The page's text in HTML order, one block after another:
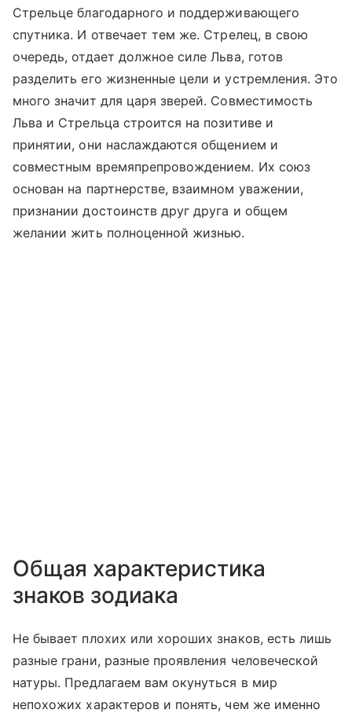
Стрельце благодарного и поддерживающего
спутника. И отвечает тем же. Стрелец, в свою
очередь, отдает должное силе Льва, готов
разделить его жизненные цели и устремления. Это
много значит для царя зверей. Совместимость
Льва и Стрельца строится на позитиве и
принятии, они наслаждаются общением и
совместным времяпрепровождением. Их союз
основан на партнерстве, взаимном уважении,
признании достоинств друг друга и общем
желании жить полноценной жизнью.
Общая характеристика
знаков зодиака
Не бывает плохих или хороших знаков, есть лишь
разные грани, разные проявления человеческой
натуры. Предлагаем вам окунуться в мир
непохожих характеров и понять, чем же именно